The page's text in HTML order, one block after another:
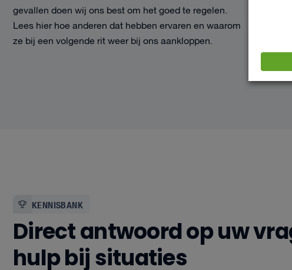
gevallen doen wij ons best om het goed te regelen.
Lees hier hoe anderen dat hebben ervaren en waarom
ze bij een volgende rit weer bij ons aankloppen.
KENNISBANK
Direct antwoord op uw
hulp bij situaties